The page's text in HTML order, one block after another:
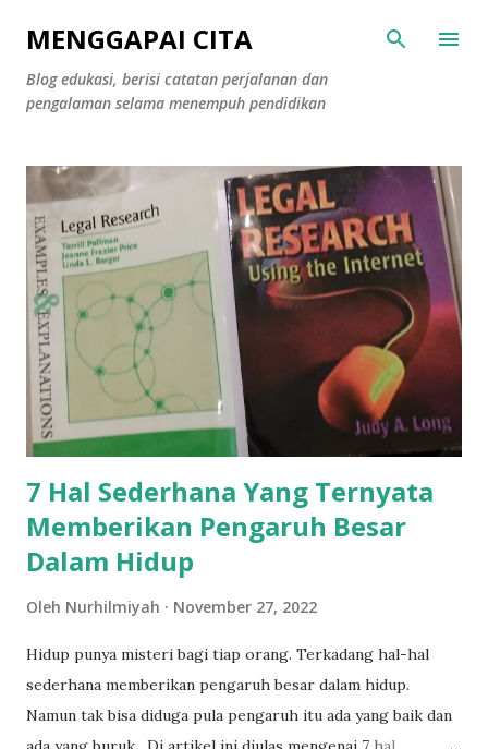
Langsung ke konten utama
MENGGAPAI CITA
Blog edukasi, berisi catatan perjalanan dan
pengalaman selama menempuh pendidikan
7 Hal Sederhana Yang Ternyata
Memberikan Pengaruh Besar
Dalam Hidup
Oleh Nurhilmiyah November 27, 2022
Hidup punya misteri bagi tiap orang. Terkadang hal-hal
sederhana memberikan pengaruh besar dalam hidup.
Namun tak bisa diduga pula pengaruh itu ada yang baik dan